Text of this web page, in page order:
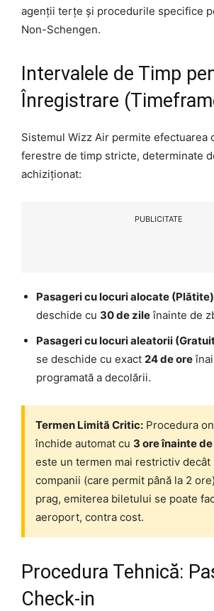
agenții terțe și procedurile specifice
Non-Schengen.
Intervalele de Timp
Înregistrare
Sistemul Wizz Air permite efectuarea
ferestre de timp stricte, determinate
achiziționat:
PUBLICITATE
Pasageri cu locuri alocate
deschide cu 30 de zileînainte de
Pasageri cu locuri aleatorii
se deschide cu exact 24 de ore
programată a decolării.
Termen Limită Critic: Procedura
închide automat cu 3 ore înainte
este un termen mai restrictiv decât
companii (care permit până la 2
prag, emiterea biletului se poate
aeroport, contra cost.
Procedura Tehnică:
Check-in